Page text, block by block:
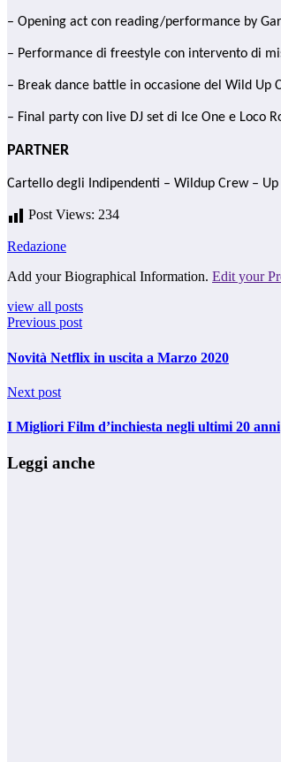
– Opening act con reading/performance by
– Performance di freestyle con intervento di
– Break dance battle in occasione del Wild Up
– Final party con live DJ set di Ice One e Loco
PARTNER
Cartello degli Indipendenti – Wildup Crew –
Post Views: 234
Redazione
Add your Biographical Information. Edit your
view all posts
Previous post
Novità Netflix in uscita a Marzo 2020
Next post
I Migliori Film d’inchiesta negli ultimi 20 anni
Leggi anche